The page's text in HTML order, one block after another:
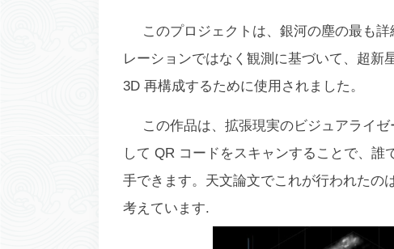
このプロジェクトは、銀河の塵の最も
レーションではなく観測に基づいて、超新
3D 再構成するために使用されました。
この作品は、拡張現実のビジュアライ
して QR コードをスキャンすることで、
手できます。天文論文でこれが行われたの
考えています.